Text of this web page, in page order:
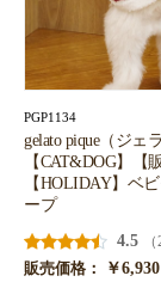
PGP1134
gelato pique（ジェ
【CAT&DOG】【
【HOLIDAY】ベ
ープ
4.5
販売価格：
￥6,930